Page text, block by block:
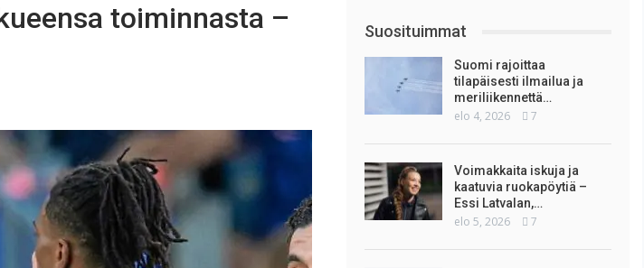
toiminnasta –
Suosituimmat
Suomi rajoittaa
tilapäisesti ilmailua ja
meriliikennettä…
elo 4, 2026 7
Voimakkaita iskuja ja
kaatuvia ruokapöytiä –
Essi Latvalan,…
elo 5, 2026 7